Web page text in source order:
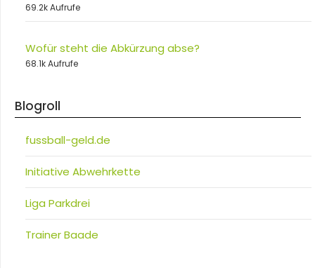
69.2k Aufrufe
Wofür steht die Abkürzung abse?
68.1k Aufrufe
Blogroll
fussball-geld.de
Initiative Abwehrkette
Liga Parkdrei
Trainer Baade